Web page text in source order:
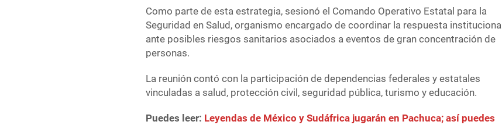
Como parte de esta estrategia, sesionó el Comando Operativo Estatal para la
Seguridad en Salud, organismo encargado de coordinar la respuesta institucional
ante posibles riesgos sanitarios asociados a eventos de gran concentración de
personas.
La reunión contó con la participación de dependencias federales y estatales
vinculadas a salud, protección civil, seguridad pública, turismo y educación.
Puedes leer: Leyendas de México y Sudáfrica jugarán en Pachuca; así puedes